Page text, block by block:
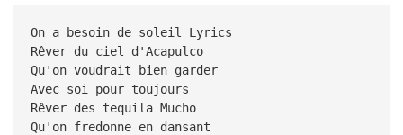
On a besoin de soleil Lyrics
Rêver du ciel d'Acapulco
Qu'on voudrait bien garder
Avec soi pour toujours
Rêver des tequila Mucho
Qu'on fredonne en dansant